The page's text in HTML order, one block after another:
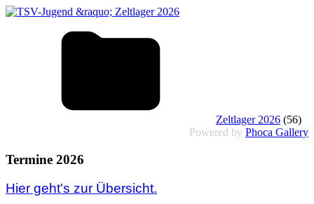
Zeltlager 2026 (56)
Powered by Phoca Gallery
Termine 2026
Hier geht's zur Übersicht.